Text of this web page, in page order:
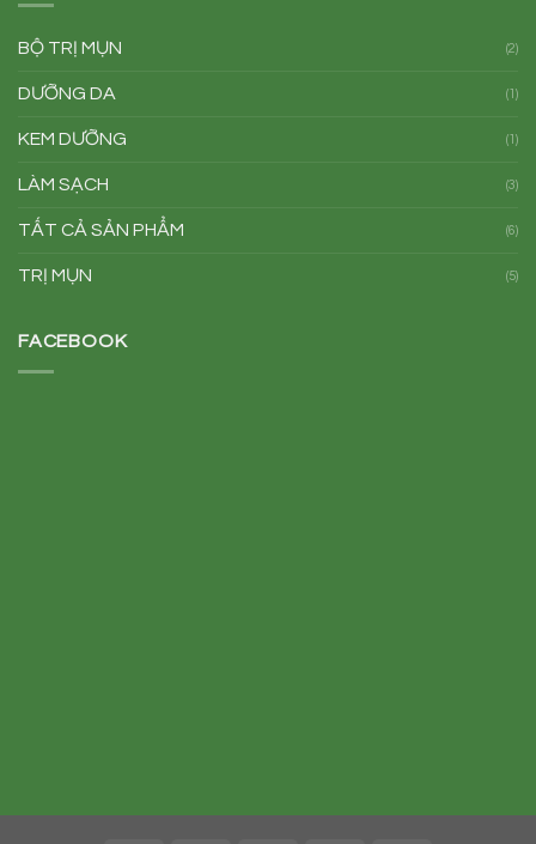
BỘ TRỊ MỤN (2)
DƯỠNG DA (1)
KEM DƯỠNG (1)
LÀM SẠCH (3)
TẤT CẢ SẢN PHẨM (6)
TRỊ MỤN (5)
FACEBOOK